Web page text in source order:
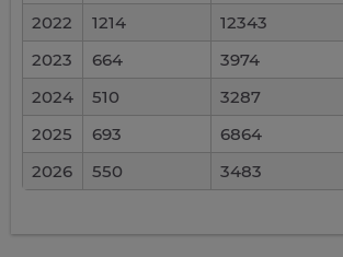
2022 1214
12343
2023
664
3974
2024
510
3287
2025
693
6864
2026
550 3483